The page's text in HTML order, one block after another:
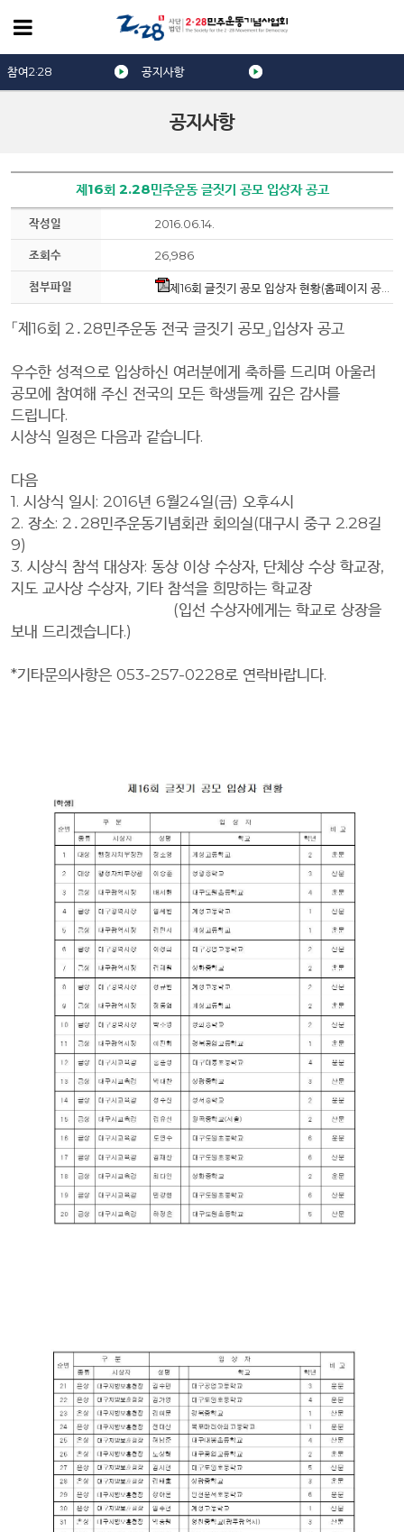
공지사항
참여2·28 공지사항
제16회 2.28민주운동 글짓기 공모 입상자 공고
작성일 2016.06.14.
조회수 26,986
첨부파일 제16회 글짓기 공모 입상자 현황(홈페이지 공고용).pdf
「제16회 2 ․28민주운동 전국 글짓기 공모 」입상자 공고
우수한 성적으로 입상하신 여러분에게 축하를 드리며 아울러
공모에 참여해 주신 전국의 모든 학생들께 깊은 감사를
드립니다.
시상식 일정은 다음과 같습니다.
다음
1. 시상식 일시: 2016년 6월24일(금) 오후4시
2. 장소: 2 ․28민주운동기념회관 회의실(대구시 중구 2.28길
9)
3. 시상식 참석 대상자: 동상 이상 수상자, 단체상 수상 학교장,
지도 교사상 수상자, 기타 참석을 희망하는 학교장
(입선 수상자에게는 학교로 상장을
보내 드리겠습니다.)
*기타문의사항은 053-257-0228로 연락바랍니다.